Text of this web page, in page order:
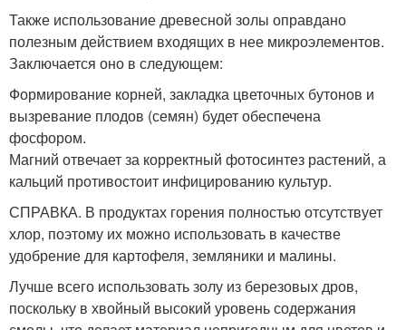
Также использование древесной золы оправдано
полезным действием входящих в нее микроэлементов.
Заключается оно в следующем:
Формирование корней, закладка цветочных бутонов и
вызревание плодов (семян) будет обеспечена
фосфором.
Магний отвечает за корректный фотосинтез растений, а
кальций противостоит инфицированию культур.
СПРАВКА. В продуктах горения полностью отсутствует
хлор, поэтому их можно использовать в качестве
удобрение для картофеля, земляники и малины.
Лучше всего использовать золу из березовых дров,
поскольку в хвойный высокий уровень содержания